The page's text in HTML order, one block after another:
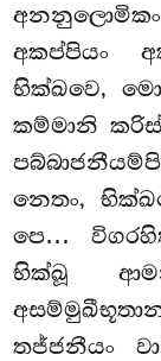
අකප්පියං
භික්ඛවෙ,
කම්මානි
නෙතං,
පෙ…
භික්ඛූ
තජ්ජනීයං